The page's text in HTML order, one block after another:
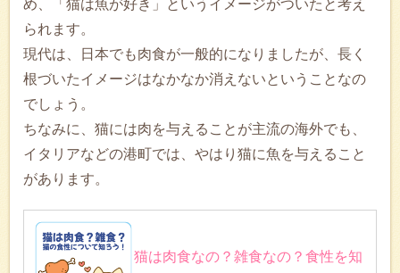
め、「猫は魚が好き」というイメージがついたと考え
られます。
現代は、日本でも肉食が一般的になりましたが、長く
根づいたイメージはなかなか消えないということなの
でしょう。
ちなみに、猫には肉を与えることが主流の海外でも、
イタリアなどの港町では、やはり猫に魚を与えること
があります。
猫は肉食なの？雑食なの？食性を知